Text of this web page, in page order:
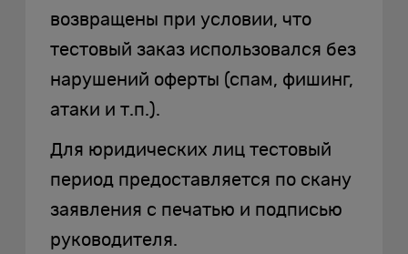
возвращены при условии, что
тестовый заказ использовался без
нарушений оферты (спам, фишинг,
атаки и т.п.).
Для юридических лиц тестовый
период предоставляется по скану
заявления с печатью и подписью
руководителя.